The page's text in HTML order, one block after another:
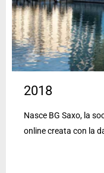
2018
Nasce BG Saxo, la
online creata con la